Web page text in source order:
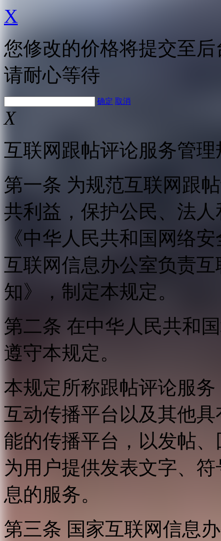
X
您修改的价格将提交至
请耐心等待
确定 取消
X
互联网跟帖评论服务管理
第一条 为规范互联网跟
共利益，保护公民、法
《中华人民共和国网络
互联网信息办公室负责
知》，制定本规定。
第二条 在中华人民共和
遵守本规定。
本规定所称跟帖评论服
互动传播平台以及其他
能的传播平台，以发帖
为用户提供发表文字、
息的服务。
第三条 国家互联网信息